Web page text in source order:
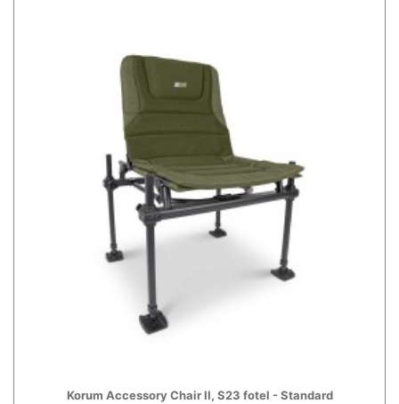
Korum Accessory Chair II, S23 fotel - Standard